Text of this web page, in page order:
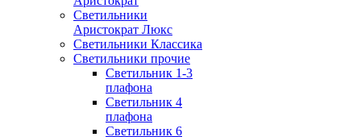
Светильники
Аристократ Люкс
Светильники Классика
Светильники прочие
Светильник 1-3
плафона
Светильник 4
плафона
Светильник 6